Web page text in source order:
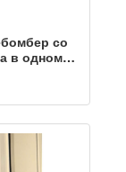
со
в одном" и
ночь"